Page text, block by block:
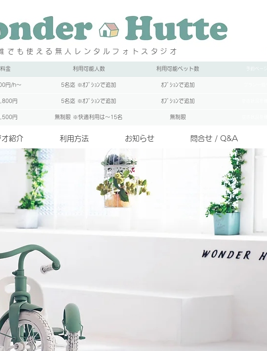
でも使える無人レンタルフォトスタジオ
料金 利用可能人数 利用可能ペット数
円/h～ 5名迄 ※ｵﾌﾟｼｮﾝで追加 ｵﾌﾟｼｮﾝで追加
円 5名迄 ※ｵﾌﾟｼｮﾝで追加 ｵﾌﾟｼｮﾝで追加
円 無制限 ※快適利用は～15名 無制限
オ紹介 利用方法 お知らせ 問合せ / Q&A